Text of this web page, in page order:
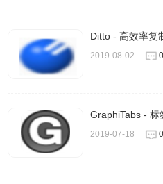
Ditto - 高效率复
2019-08-02
GraphiTabs - 标
2019-07-18